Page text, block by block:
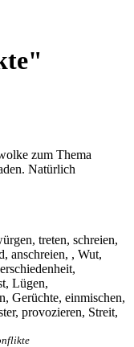
zum Thema
Natürlich
treten, schreien,
anschreien, , Wut,
Lügen,
Gerüchte, einmischen,
provozieren, Streit,